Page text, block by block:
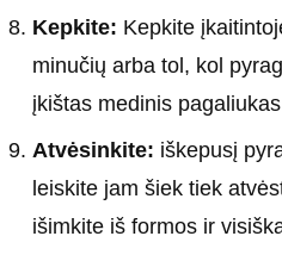
Kepkite: Kepkite
minučių arba tol, kol
įkištas medinis
Atvėsinkite: iškepusį
leiskite jam šiek tiek
išimkite iš formos ir